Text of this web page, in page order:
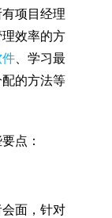
项目经理
效率的方
、学习最
的方法等
点：
面，针对